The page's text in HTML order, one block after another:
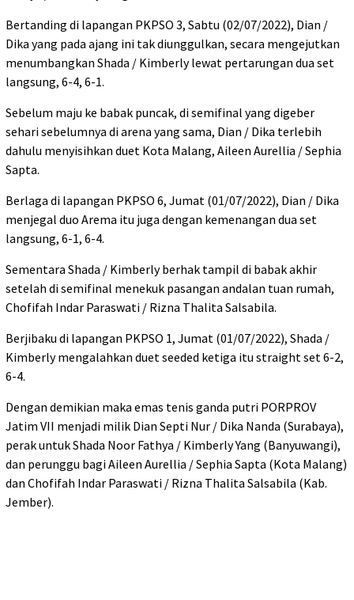
Bertanding di lapangan PKPSO 3, Sabtu (02/07/2022), Dian /
Dika yang pada ajang ini tak diunggulkan, secara mengejutkan
menumbangkan Shada / Kimberly lewat pertarungan dua set
langsung, 6-4, 6-1.
Sebelum maju ke babak puncak, di semifinal yang digeber
sehari sebelumnya di arena yang sama, Dian / Dika terlebih
dahulu menyisihkan duet Kota Malang, Aileen Aurellia / Sephia
Sapta.
Berlaga di lapangan PKPSO 6, Jumat (01/07/2022), Dian / Dika
menjegal duo Arema itu juga dengan kemenangan dua set
langsung, 6-1, 6-4.
Sementara Shada / Kimberly berhak tampil di babak akhir
setelah di semifinal menekuk pasangan andalan tuan rumah,
Chofifah Indar Paraswati / Rizna Thalita Salsabila.
Berjibaku di lapangan PKPSO 1, Jumat (01/07/2022), Shada /
Kimberly mengalahkan duet seeded ketiga itu straight set 6-2,
6-4.
Dengan demikian maka emas tenis ganda putri PORPROV
Jatim VII menjadi milik Dian Septi Nur / Dika Nanda (Surabaya),
perak untuk Shada Noor Fathya / Kimberly Yang (Banyuwangi),
dan perunggu bagi Aileen Aurellia / Sephia Sapta (Kota Malang)
dan Chofifah Indar Paraswati / Rizna Thalita Salsabila (Kab.
Jember).